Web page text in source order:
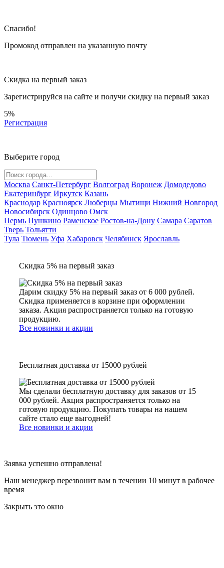
Спасибо!
Промокод отправлен на указанную почту
Скидка на первый заказ
Зарегистрируйся на сайте и получи скидку на первый заказ
5%
Регистрация
Выберите город
Москва Санкт-Петербург Волгоград Воронеж Домодедово
Екатеринбург Иркутск Казань
Краснодар Красноярск Люберцы Мытищи Нижний Новгород
Новосибирск Одинцово Омск
Пермь Пушкино Раменское Ростов-на-Дону Самара Саратов
Тверь Тольятти
Тула Тюмень Уфа Хабаровск Челябинск Ярославль
Скидка 5% на первый заказ
Дарим скидку 5% на первый заказ от 6 000 рублей.
Скидка применяется в корзине при оформлении
заказа. Акция распространяется только на готовую
продукцию.
Все новинки и акции
Бесплатная доставка от 15000 рублей
Мы сделали бесплатную доставку для заказов от 15
000 рублей. Акция распространяется только на
готовую продукцию. Покупать товары на нашем
сайте стало еще выгодней!
Все новинки и акции
Заявка успешно отправлена!
Наш менеджер перезвонит вам в течении 10 минут в рабочее
время
Закрыть это окно